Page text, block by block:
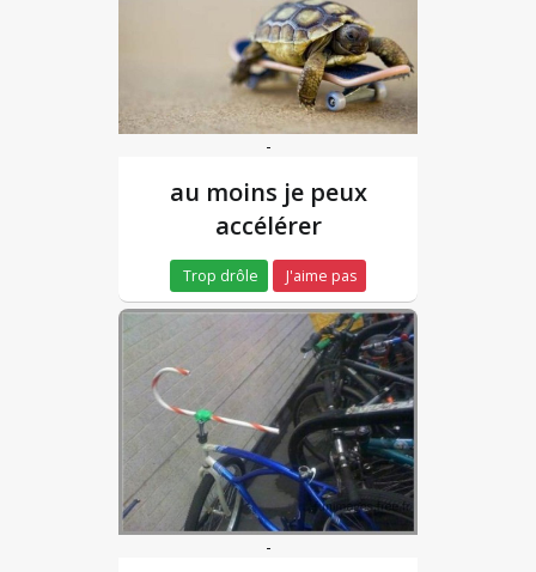
-
au moins je peux
accélérer
Trop drôle J'aime pas
-